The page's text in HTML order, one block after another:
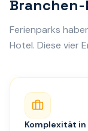
Ferienparks
Hotel. Diese vier
Komplexität in